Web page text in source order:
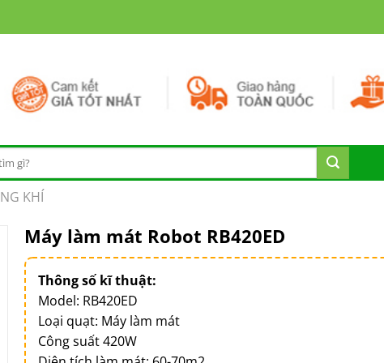
KHÍ
Máy làm mát Robot RB420ED
Thông số kĩ thuật:
Model: RB420ED
Loại quạt: Máy làm mát
Công suất 420W